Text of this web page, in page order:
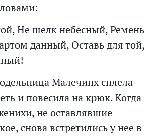
Не шелк небесный, Ремень
данный, Оставь для той,
Малечипх сплела
и повесила на крюк. Когда
не оставлявшие
снова встретились у нее в